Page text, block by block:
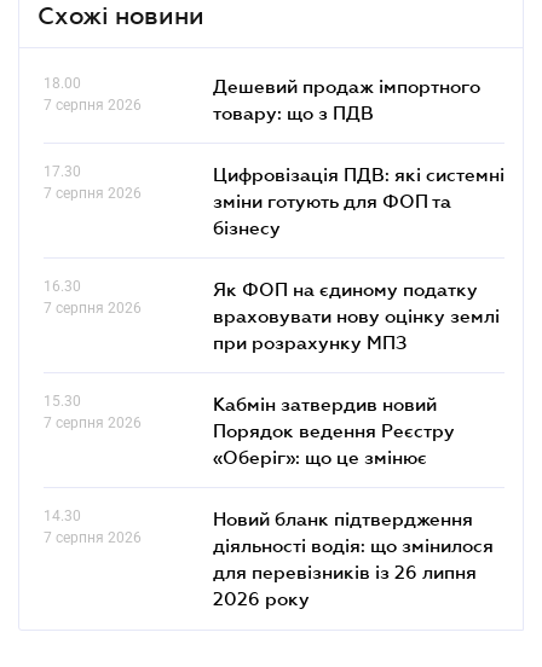
Схожі новини
18.00
7 серпня 2026
Дешевий продаж імпортного
товару: що з ПДВ
17.30
7 серпня 2026
Цифровізація ПДВ: які системні
зміни готують для ФОП та
бізнесу
16.30
7 серпня 2026
Як ФОП на єдиному податку
враховувати нову оцінку землі
при розрахунку МПЗ
15.30
7 серпня 2026
Кабмін затвердив новий
Порядок ведення Реєстру
«Оберіг»: що це змінює
14.30
7 серпня 2026
Новий бланк підтвердження
діяльності водія: що змінилося
для перевізників із 26 липня
2026 року